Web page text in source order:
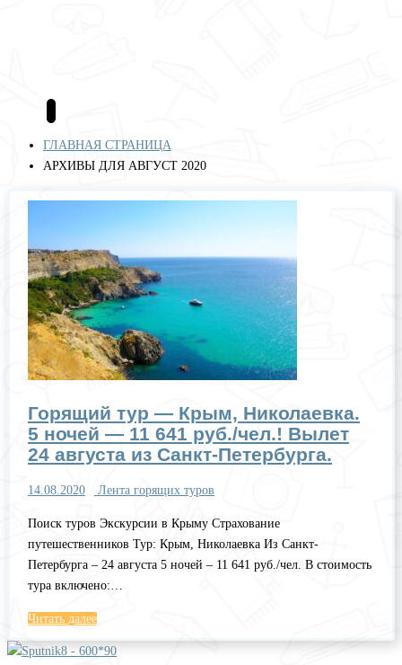
ГЛАВНАЯ СТРАНИЦА
АРХИВЫ ДЛЯ АВГУСТ 2020
Горящий тур — Крым, Николаевка.
5 ночей — 11 641 руб./чел.! Вылет
24 августа из Санкт-Петербурга.
14.08.2020 Лента горящих туров
Поиск туров Экскурсии в Крыму Страхование
путешественников Тур: Крым, Николаевка Из Санкт-
Петербурга – 24 августа 5 ночей – 11 641 руб./чел. В стоимость
тура включено:…
Читать далее